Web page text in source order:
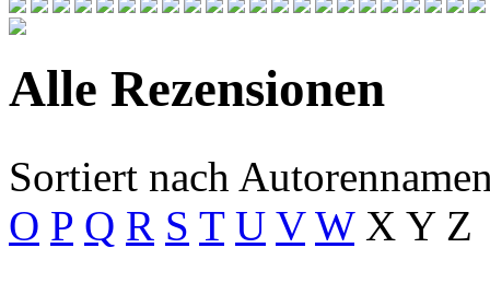
Alle Rezensionen
Sortiert nach
O P Q R S T U V WX Y Z